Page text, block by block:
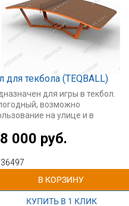
для текбола (TEQBALL)
для игры в текбол.
возможно
на улице и в
000 руб.